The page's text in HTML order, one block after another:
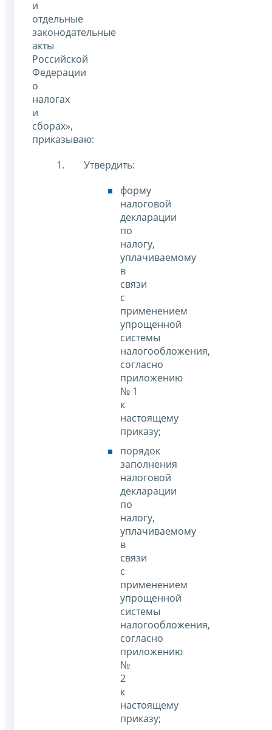
и
отдельные
законодательные
акты
Российской
Федерации
о
налогах
и
сборах»,
приказываю:
Утвердить:
форму
налоговой
декларации
по
налогу,
уплачиваемому
в
связи
с
применением
упрощенной
системы
налогообложения,
согласно
приложению
№ 1
к
настоящему
приказу;
порядок
заполнения
налоговой
декларации
по
налогу,
уплачиваемому
в
связи
с
применением
упрощенной
системы
налогообложения,
согласно
приложению
№
2
к
настоящему
приказу;